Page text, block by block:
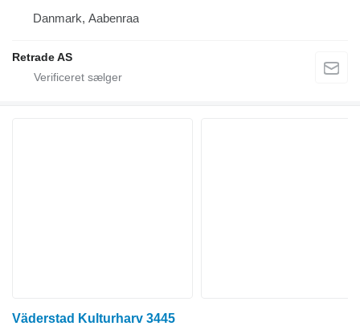
Danmark, Aabenraa
Retrade AS
Väderstad Kulturharv 3445